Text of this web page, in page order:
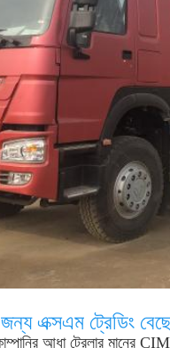
এক্সএম ট্রেডিং
আধা ট্রেলার মানের